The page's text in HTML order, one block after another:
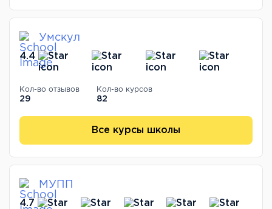
Умскул
4.4
Кол-во отзывов
29
Кол-во курсов
82
Все курсы школы
МУПП
4.7